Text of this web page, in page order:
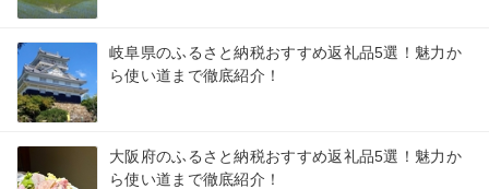
岐阜県のふるさと納税おすすめ返礼品5選！魅力か
ら使い道まで徹底紹介！
大阪府のふるさと納税おすすめ返礼品5選！魅力か
ら使い道まで徹底紹介！